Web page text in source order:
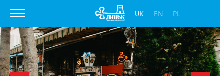
UK EN PL